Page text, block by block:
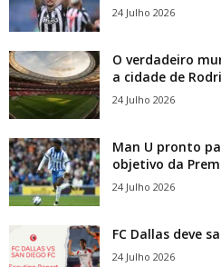
24 Julho 2026
O verdadeiro
a cidade de
24 Julho 2026
Man U pronto
objetivo da
24 Julho 2026
FC Dallas deve
24 Julho 2026